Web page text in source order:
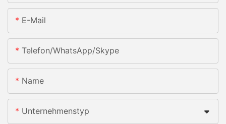
E-Mail
Telefon/WhatsApp/Skype
Name
Unternehmenstyp